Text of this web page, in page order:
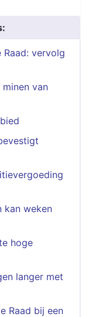
vervolg
van
kan weken
hoge
langer met
Raad bij een